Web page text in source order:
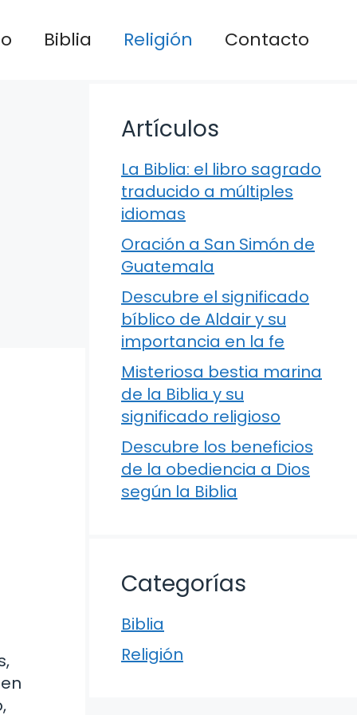
Biblia Religión Contacto
Artículos
La Biblia: el libro sagrado
traducido a múltiples
idiomas
Oración a San Simón de
Guatemala
Descubre el significado
bíblico de Aldair y su
importancia en la fe
Misteriosa bestia marina
de la Biblia y su
significado religioso
Descubre los beneficios
de la obediencia a Dios
según la Biblia
Categorías
Biblia
Religión